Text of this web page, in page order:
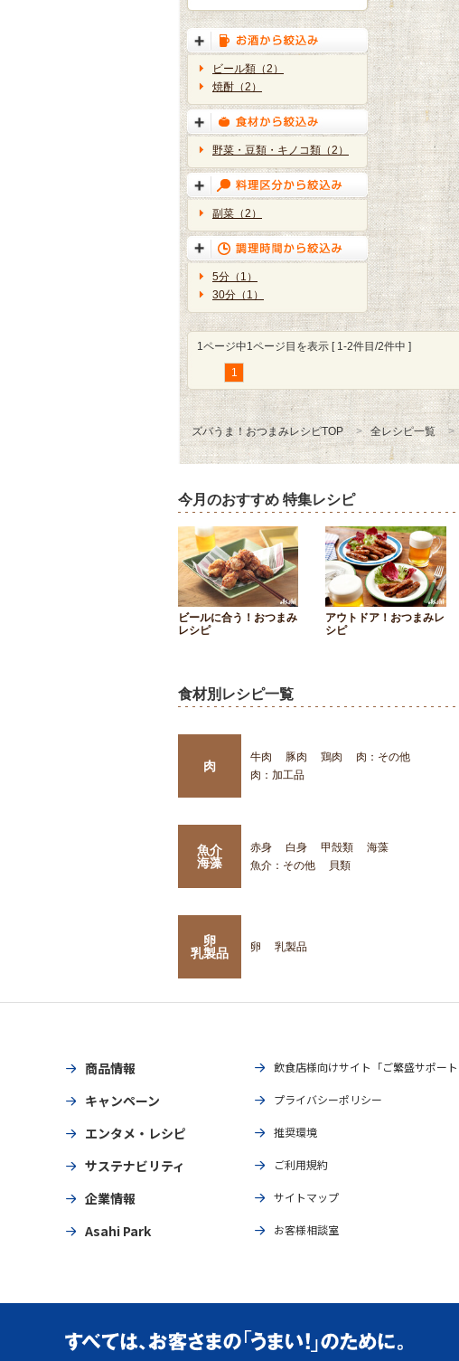
ビール類（2）
焼酎（2）
野菜・豆類・キノコ類（2）
副菜（2）
5分（1）
30分（1）
1ページ中1ページ目を表示 [ 1-2件目/2件中 ]
1
ズバうま！おつまみレシピTOP 全レシピ一覧
今月のおすすめ 特集レシピ
ビールに合う！おつまみ
レシピ
アウトドア！おつまみレ
シピ
食材別レシピ一覧
肉
牛肉 豚肉 鶏肉
肉：その他
肉：加工品
魚介
海藻
赤身 白身 甲殻類
海藻
魚介：その他
貝類
卵
乳製品
卵 乳製品
商品情報
キャンペーン
エンタメ・レシピ
サステナビリティ
企業情報
Asahi Park
飲食店様向けサイト「ご繁盛サポート
プライバシーポリシー
推奨環境
ご利用規約
サイトマップ
お客様相談室